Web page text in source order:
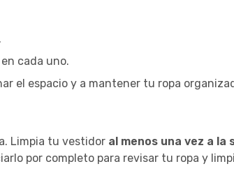
cada uno.
el espacio y a mantener tu ropa
Limpia tu vestidor al menos una vez a la
por completo para revisar tu ropa y